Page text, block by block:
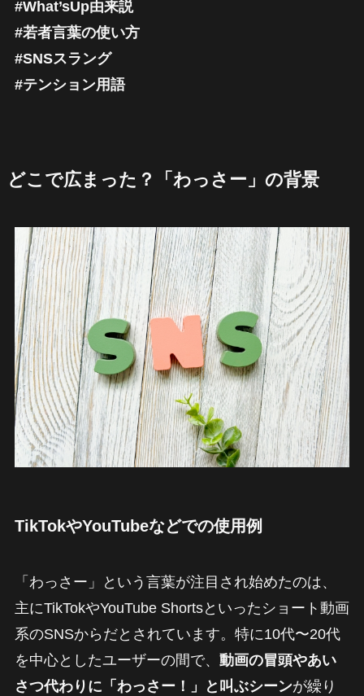
#What’sUp由来説
#若者言葉の使い方
#SNSスラング
#テンション用語
どこで広まった？「わっさー」の背景
TikTokやYouTubeなどでの使用例
「わっさー」という言葉が注目され始めたのは、
主にTikTokやYouTube Shortsといったショート動画
系のSNSからだとされています。特に10代〜20代
を中心としたユーザーの間で、 動画の冒頭やあい
さつ代わりに「わっさー！」と叫ぶシーンが繰り